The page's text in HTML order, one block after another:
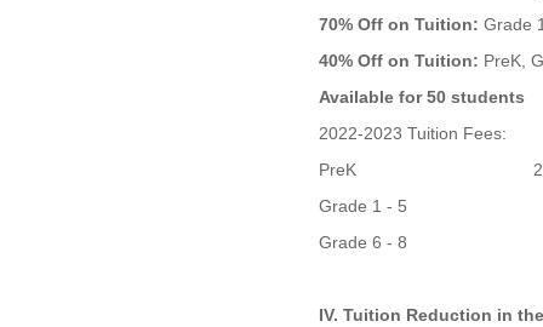
70% Off on Tuition: Grade
40% Off on Tuition: PreK,
Available for 50 students
2022-2023 Tuition Fees:
PreK
Grade 1 - 5
Grade 6 - 8
IV. Tuition Reduction in